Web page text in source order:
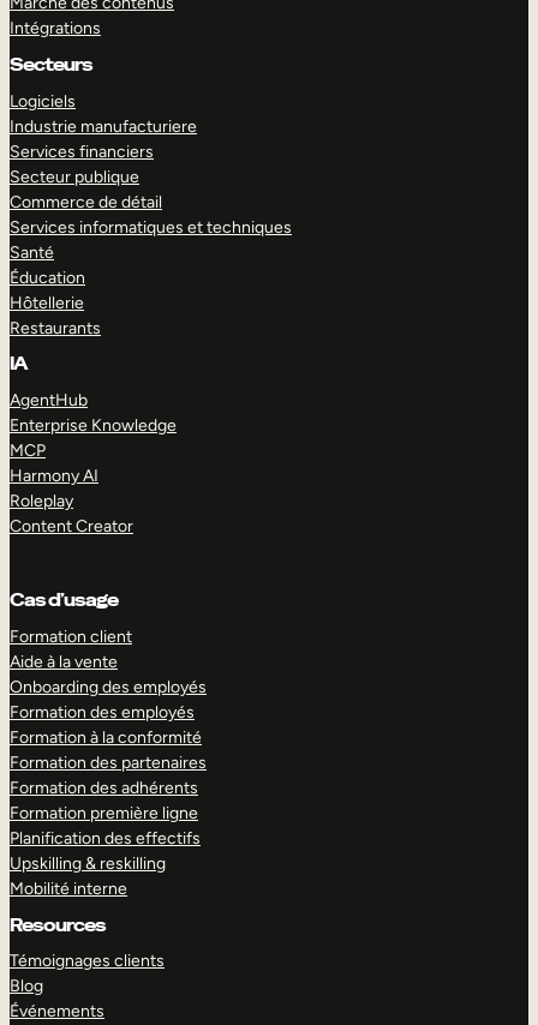
Intégrations
Secteurs
Logiciels
Industrie manufacturiere
Services financiers
Secteur publique
Commerce de détail
Services informatiques et techniques
Santé
Éducation
Hôtellerie
Restaurants
IA
AgentHub
Enterprise Knowledge
MCP
Harmony AI
Roleplay
Content Creator
Cas d’usage
Formation client
Aide à la vente
Onboarding des employés
Formation des employés
Formation à la conformité
Formation des partenaires
Formation des adhérents
Formation première ligne
Planification des effectifs
Upskilling & reskilling
Mobilité interne
Resources
Témoignages clients
Blog
Événements